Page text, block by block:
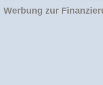
Werbung zur